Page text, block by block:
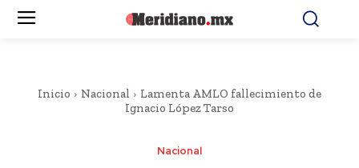
Inicio Nacional
Lamenta AMLO fallecimiento de
Ignacio López Tarso
Nacional